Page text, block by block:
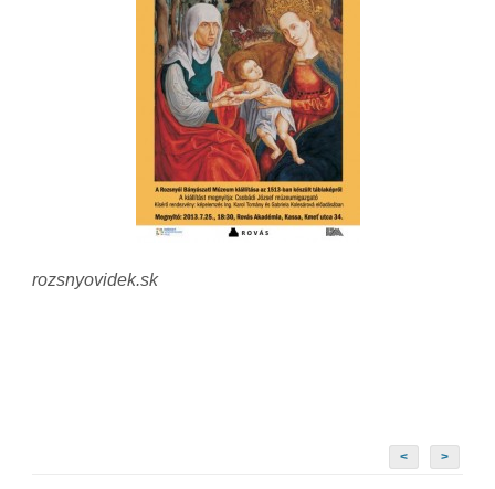
rozsnyovidek.sk
< >